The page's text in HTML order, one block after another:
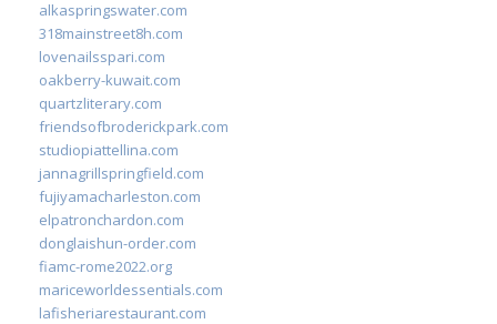
alkaspringswater.com
318mainstreet8h.com
lovenailsspari.com
oakberry-kuwait.com
quartzliterary.com
friendsofbroderickpark.com
studiopiattellina.com
jannagrillspringfield.com
fujiyamacharleston.com
elpatronchardon.com
donglaishun-order.com
fiamc-rome2022.org
mariceworldessentials.com
lafisheriarestaurant.com